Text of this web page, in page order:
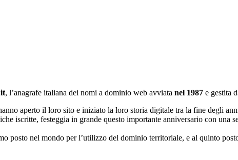
, l’anagrafe italiana dei nomi a dominio web avviata nel 1987 e gestita
aperto il loro sito e iniziato la loro storia digitale tra la fine degli
iscritte, festeggia in grande questo importante anniversario con una
posto nel mondo per l’utilizzo del dominio territoriale, e al quinto